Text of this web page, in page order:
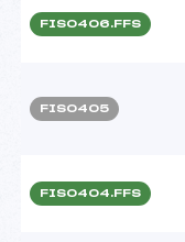
FIS0406.FFS
FIS0405
FIS0404.FFS